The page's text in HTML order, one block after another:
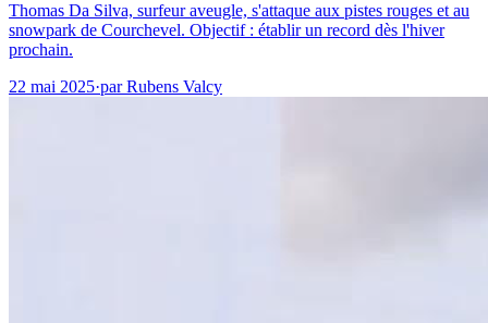
Thomas Da Silva, surfeur aveugle, s'attaque aux pistes rouges et au
snowpark de Courchevel. Objectif : établir un record dès l'hiver
prochain.
22 mai 2025·par Rubens Valcy